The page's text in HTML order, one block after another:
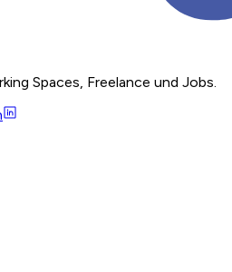
Spaces, Freelance und Jobs.